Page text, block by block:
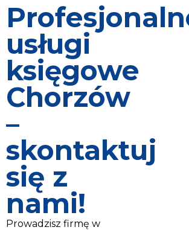
usługi
księgowe
Chorzów
–
skontaktuj
się z
nami!
Prowadzisz firmę w